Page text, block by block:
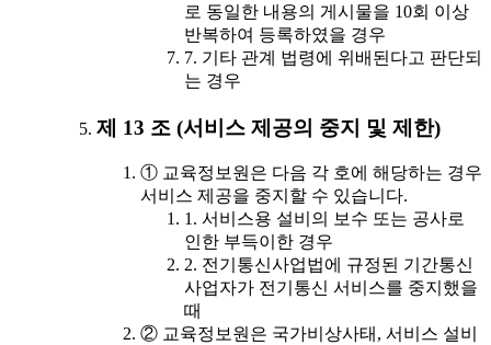
로 동일한 내용의 게시물을 10회 이상
반복하여 등록하였을 경우
7. 기타 관계 법령에 위배된다고 판단되
는 경우
제 13 조 (서비스 제공의 중지 및 제한)
① 교육정보원은 다음 각 호에 해당하는 경우
서비스 제공을 중지할 수 있습니다.
1. 서비스용 설비의 보수 또는 공사로
인한 부득이한 경우
2. 전기통신사업법에 규정된 기간통신
사업자가 전기통신 서비스를 중지했을
때
② 교육정보원은 국가비상사태, 서비스 설비